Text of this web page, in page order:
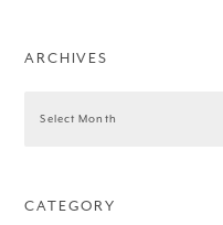
ARCHIVES
CATEGORY